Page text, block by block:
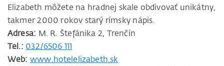
Elizabeth môžete na hradnej skale obdivovať unikátny,
takmer 2000 rokov starý rímsky nápis.
Adresa: M. R. Štefánika 2, Trenčín
Tel.: 032/6506 111
Web:www.hotelelizabeth.sk